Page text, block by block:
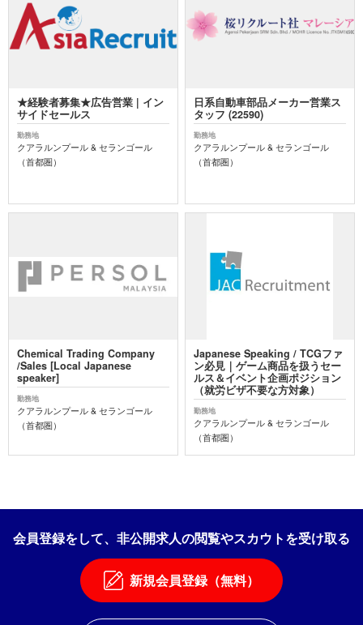
★経験者募集★広告営業 | イン
サイドセールス
勤務地
クアラルンプール & セランゴール
（首都圏）
日系自動車部品メーカー営業ス
タッフ (22590)
勤務地
クアラルンプール & セランゴール
（首都圏）
Chemical Trading Company
/Sales [Local Japanese
speaker]
勤務地
クアラルンプール & セランゴール
（首都圏）
Japanese Speaking / TCGファ
ン必見｜ゲーム商品を扱うセー
ルス＆イベント企画ポジション
（就労ビザ不要な方対象）
勤務地
クアラルンプール & セランゴール
（首都圏）
会員登録をして、非公開求人の閲覧やスカウトを受け取る
新規会員登録（無料）